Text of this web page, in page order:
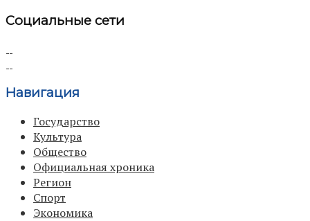
Социальные сети
Навигация
Государство
Культура
Общество
Официальная хроника
Регион
Спорт
Экономика